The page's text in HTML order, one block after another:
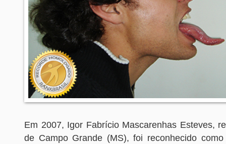
Em 2007, Igor Fabrício Mascarenhas Esteves,
de Campo Grande (MS), foi reconhecido